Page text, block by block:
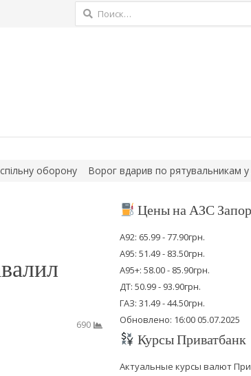
Найти:
Ворог вдарив по рятувальникам у
690
Цены на АЗС
А92: 65.99 - 77.90грн.
А95: 51.49 - 83.50грн.
А95+: 58.00 - 85.90грн.
ДТ: 50.99 - 93.90грн.
ГАЗ: 31.49 - 44.50грн.
Обновлено: 16:00 05.07.2025
Курсы Приватбанк
Актуальные курсы валют